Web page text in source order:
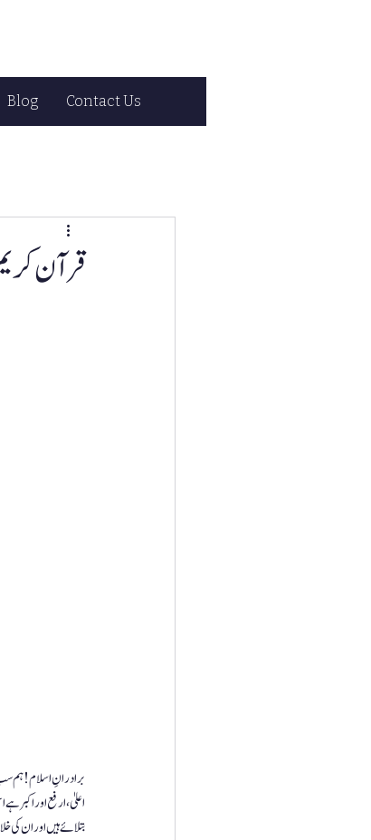
Blog Contact Us
قرآن
برادرانِ اسلام ! ہم
اعلیٰ ، ارفع اور اکبر
بتلائے ہیں اور ان کی